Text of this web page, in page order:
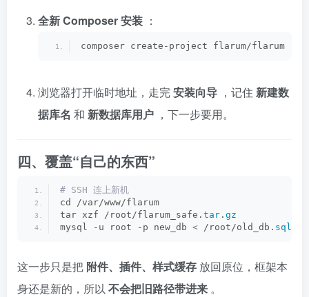
全新 Composer 安装 ：
composer create-project flarum/flarum .
浏览器打开临时地址，走完安装向导 ，记住 新建数
据库名 和 新数据库用户 ，下一步要用。
四、覆盖“自己的东西”
# SSH 连上新机
cd /var/www/flarum
tar xzf /root/flarum_safe. tar . gz
mysql -u root -p new_db < /root/old_db. sql
这一步只是把 附件、插件、样式缓存 放回原位，框架本
身还是新的，所以 不会把旧路径带进来 。